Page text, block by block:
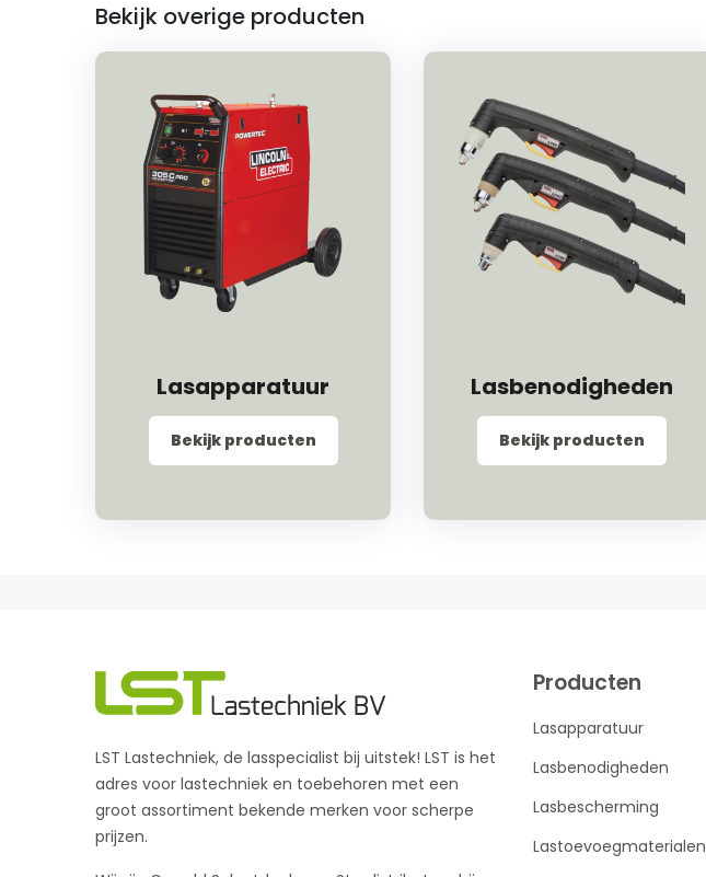
Bekijk overige producten
Lasapparatuur
Bekijk producten
Lasbenodigheden
Bekijk producten
LST Lastechniek, de lasspecialist bij uitstek! LST is het
adres voor lastechniek en toebehoren met een
groot assortiment bekende merken voor scherpe
prijzen.
Producten
Lasapparatuur
Lasbenodigheden
Lasbescherming
Lastoevoegmaterialen